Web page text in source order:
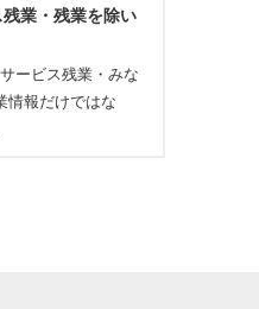
業・残業を除い
ービス残業・みな
情報だけではな